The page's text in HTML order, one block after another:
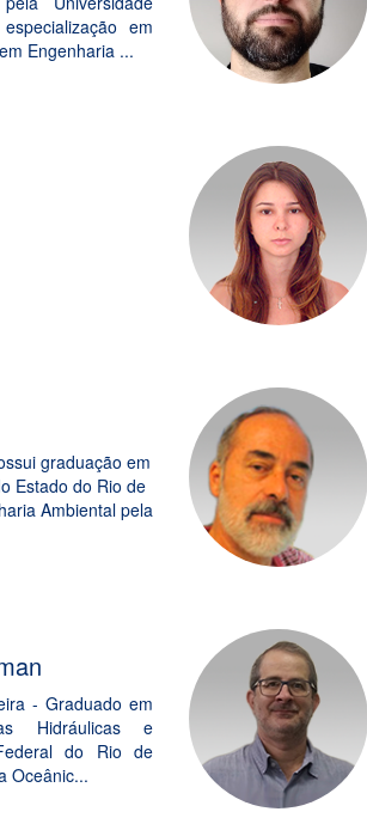
em
Engenharia ...
graduação em
Estado do Rio de
Ambiental pela
- Graduado em
Hidráulicas e
do Rio de
Oceânic...